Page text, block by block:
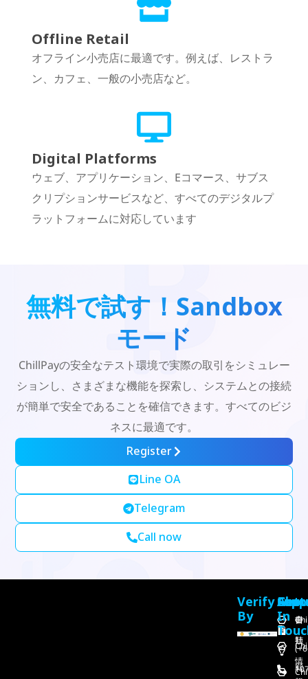
Offline Retail
オフライン小売店に最適です。例えば、レストラ
ン、カフェ、一般の小売店など。
Digital Platforms
ウェブ、アプリケーション、Eコマース、サブス
クリプションサービスなど、すべてのデジタルプ
ラットフォームに対応しています
無料で試す！Sandbox
モード
ChillPayの安全なテスト環境で実際の取引をシミュレー
ションし、さまざまな機能を探索し、システムとの接続
が簡単で安全であることを確信できます。すべてのビジ
ネスに最適です。
Register
Line OA
Telegram
Call now
Verify
By
会
社
情
書
類
顧
Get
In